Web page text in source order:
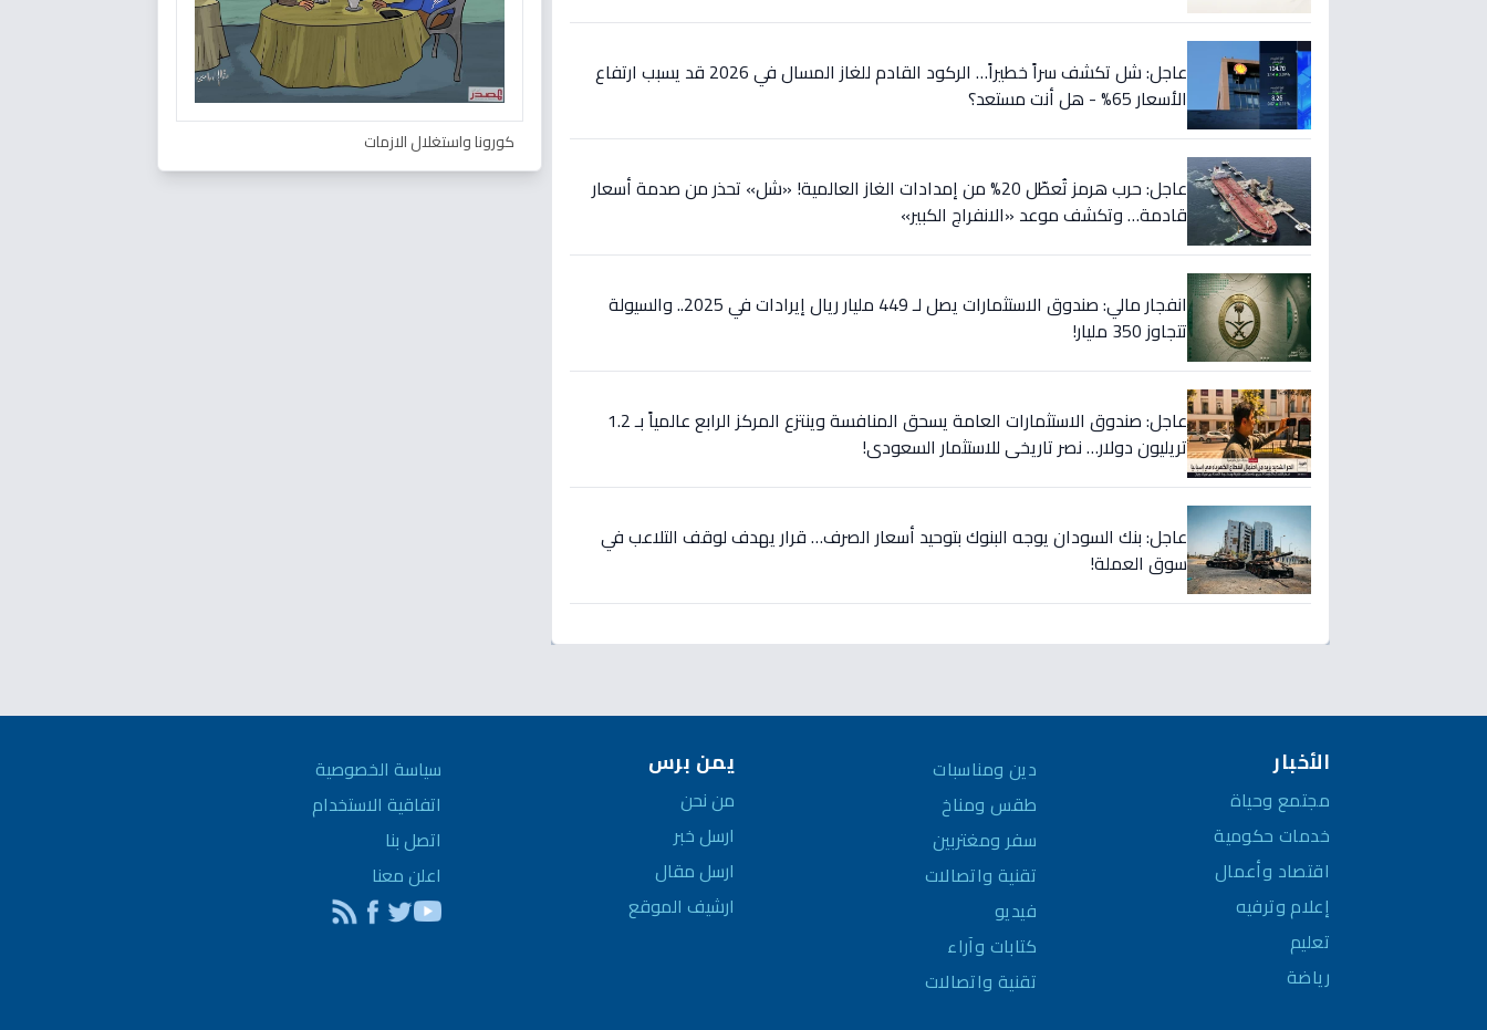
عاجل: شل تكشف سراً خطيراً… الركود القادم للغاز المسال في 2026 قد يسبب ارتفاع
الأسعار 65% - هل أنت مستعد؟
عاجل: حرب هرمز تُعطّل 20% من إمدادات الغاز العالمية! «شل» تحذر من صدمة أسعار
قادمة… وتكشف موعد «الانفراج الكبير»
انفجار مالي: صندوق الاستثمارات يصل لـ 449 مليار ريال إيرادات في 2025.. والسيولة
تتجاوز 350 مليار!
عاجل: صندوق الاستثمارات العامة يسحق المنافسة وينتزع المركز الرابع عالمياً بـ 1.2
تريليون دولار… نصر تاريخي للاستثمار السعودي!
عاجل: بنك السودان يوجه البنوك بتوحيد أسعار الصرف… قرار يهدف لوقف التلاعب في
سوق العملة!
كورونا واستغلال الازمات
الأخبار
مجتمع وحياة
خدمات حكومية
اقتصاد وأعمال
إعلام وترفيه
تعليم
رياضة
دين ومناسبات
طقس ومناخ
سفر ومغتربين
تقنية واتصالات
فيديو
كتابات وآراء
تقنية واتصالات
يمن برس
من نحن
ارسل خبر
ارسل مقال
ارشيف الموقع
سياسة الخصوصية
اتفاقية الاستخدام
اتصل بنا
اعلن معنا